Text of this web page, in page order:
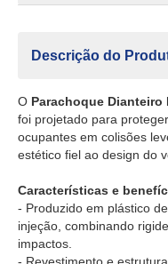
Descrição do
O Parachoque Dianteiro
foi projetado para
ocupantes em colisões
estético fiel ao design do
Características e
- Produzido em plástico
injeção, combinando
impactos.